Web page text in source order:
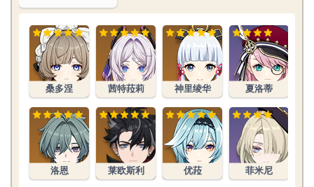
桑多涅
洛恩
茜特菈莉
莱欧斯利
神里绫华
优菈
夏洛蒂
菲米尼